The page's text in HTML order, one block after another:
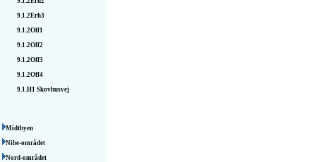
9.1.2Erh3
9.1.2Off1
9.1.2Off2
9.1.2Off3
9.1.2Off4
9.1.H1 Skovhusvej
Midtbyen
Nibe-området
Nord-området